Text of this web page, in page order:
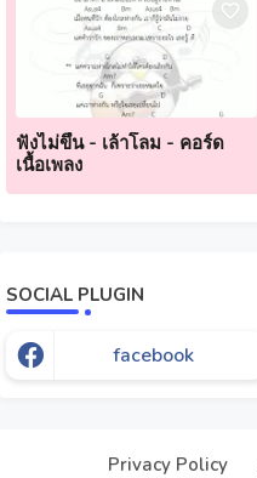
ฟังไม่ขึ้น - เล้าโลม - คอร์ด
เนื้อเพลง
SOCIAL PLUGIN
facebook
Privacy Policy